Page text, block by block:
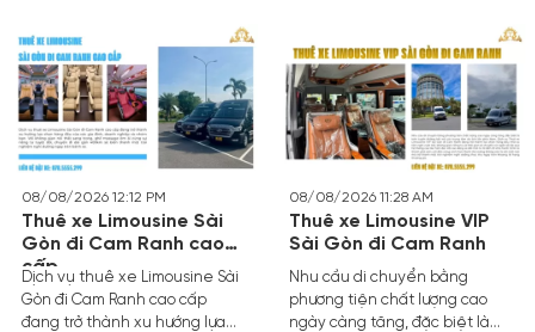
những chuyến xe khách đông
đúc hay mệt mỏi chờ đợi ở sân
bay, một chuyến chuyên cơ
mặt đất riêng tư sẽ mang đến
cho bạn trải nghiệm di chuyển
hoàn toàn khác biệt.
lăn bánh. Hãy cùng khám phá
hành trình đầy cảm hứng, nơi
sự sang trọng, tiện nghi và tự
do đồng hành cùng bạn trên
mọi nẻo đường
08/08/2026 12:12 PM
Thuê xe Limousine Sài
Gòn đi Cam Ranh cao
cấp
Dịch vụ thuê xe Limousine Sài
Gòn đi Cam Ranh cao cấp
đang trở thành xu hướng lựa
08/08/2026 11:28 AM
Thuê xe Limousine VIP
Sài Gòn đi Cam Ranh
Nhu cầu di chuyển bằng
phương tiện chất lượng cao
ngày càng tăng, đặc biệt là